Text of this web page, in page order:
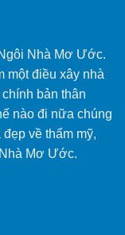
Nhà Mơ Ước.
một điều xây nhà
bản thân
nào đi nữa chúng
về thẩm mỹ,
Mơ Ước.